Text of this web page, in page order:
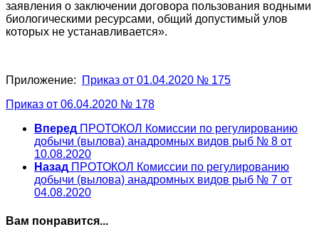
заявления о заключении договора пользования водными
биологическими ресурсами, общий допустимый улов
которых не устанавливается».
Приложение: Приказ от 01.04.2020 № 175
Приказ от 06.04.2020 № 178
Вперед ПРОТОКОЛ Комиссии по регулированию
добычи (вылова) анадромных видов рыб № 8 от
10.08.2020
Назад ПРОТОКОЛ Комиссии по регулированию
добычи (вылова) анадромных видов рыб № 7 от
04.08.2020
Вам понравится...